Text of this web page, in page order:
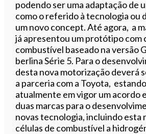
podendo ser uma adaptação de
como o referido à tecnologia ou
um novo concept. Até agora, a
já apresentou um protótipo com
combustível baseado na versão
berlina Série 5. Para o
desta nova motorização deverá
a parceria com a Toyota, estando
atualmente em vigor um acordo
duas marcas para o
novas tecnologia, incluindo esta
células de combustível a